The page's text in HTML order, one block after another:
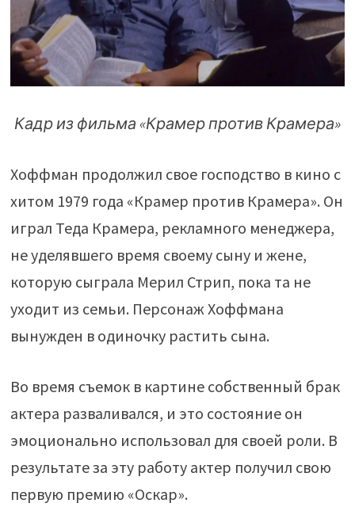
Кадр из фильма «Крамер против Крамера»
Хоффман продолжил свое господство в кино с
хитом 1979 года «Крамер против Крамера». Он
играл Теда Крамера, рекламного менеджера,
не уделявшего время своему сыну и жене,
которую сыграла Мерил Стрип, пока та не
уходит из семьи. Персонаж Хоффмана
вынужден в одиночку растить сына.
Во время съемок в картине собственный брак
актера разваливался, и это состояние он
эмоционально использовал для своей роли. В
результате за эту работу актер получил свою
первую премию «Оскар».